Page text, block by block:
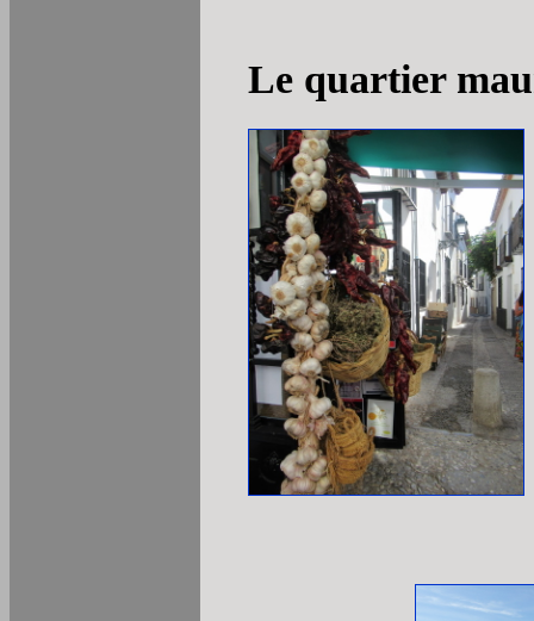
Le quartier